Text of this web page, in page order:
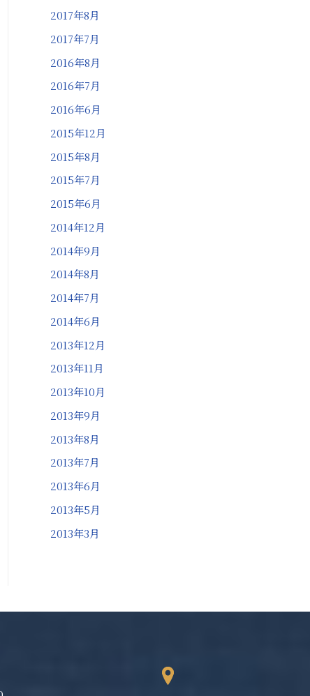
2017年8月
2017年7月
2016年8月
2016年7月
2016年6月
2015年12月
2015年8月
2015年7月
2015年6月
2014年12月
2014年9月
2014年8月
2014年7月
2014年6月
2013年12月
2013年11月
2013年10月
2013年9月
2013年8月
2013年7月
2013年6月
2013年5月
2013年3月